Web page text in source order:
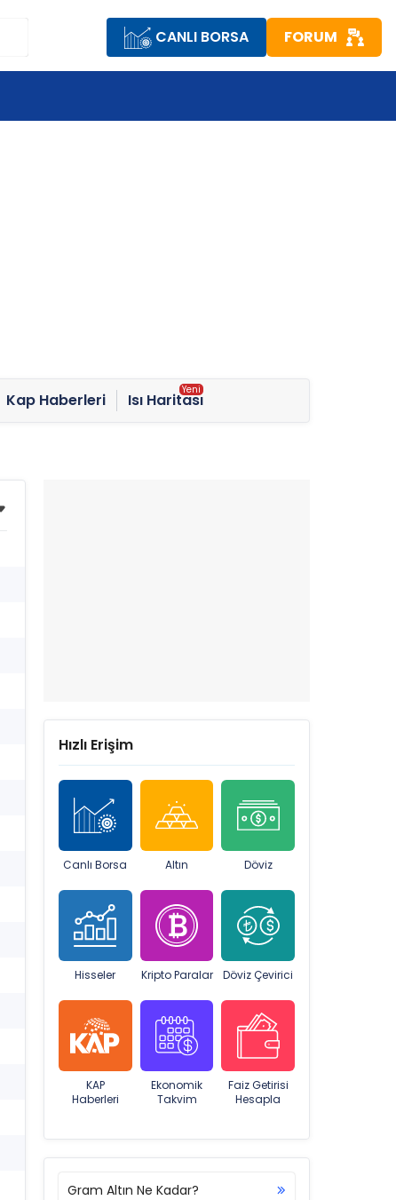
CANLI BORSA FORUM
Kap Haberleri Isı Haritası
Hızlı Erişim
Canlı Borsa Altın Döviz
Hisseler Kripto Paralar Döviz Çevirici
KAP
Haberleri
Ekonomik
Takvim
Faiz Getirisi
Hesapla
Gram Altın Ne Kadar?